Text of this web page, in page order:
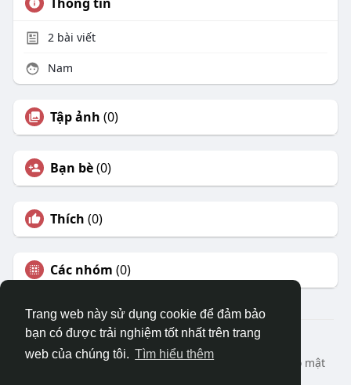
Trang web này sử dụng cookie để đảm bảo
bạn có được trải nghiệm tốt nhất trên trang
web của chúng tôi. Tìm hiểu thêm
2bài viết
Nam
Tập ảnh (0)
Bạn bè(0)
Thích (0)
Các nhóm (0)
© 2026 DRVIET.COM
Nhà
Bao Quát Liên hệ chúng tôi
Chính sách bảo mật